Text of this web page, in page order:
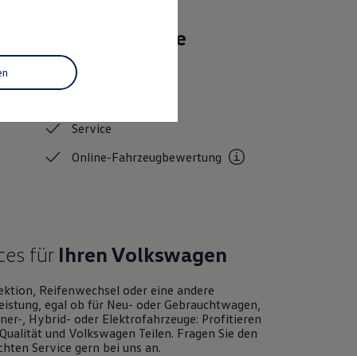
Das sind unsere
Leistungen
Service
Online-Fahrzeugbewertung
für IhrenVolkswagen
Reifenwechsel oder eine andere
egal ob für Neu- oder Gebrauchtwagen
, Hybrid- oder Elektrofahrzeuge: Profitieren
und Volkswagen Teilen. Fragen Sie den
Service gern bei uns an.